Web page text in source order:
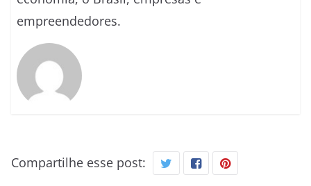
empreendedores.
Compartilhe esse post: